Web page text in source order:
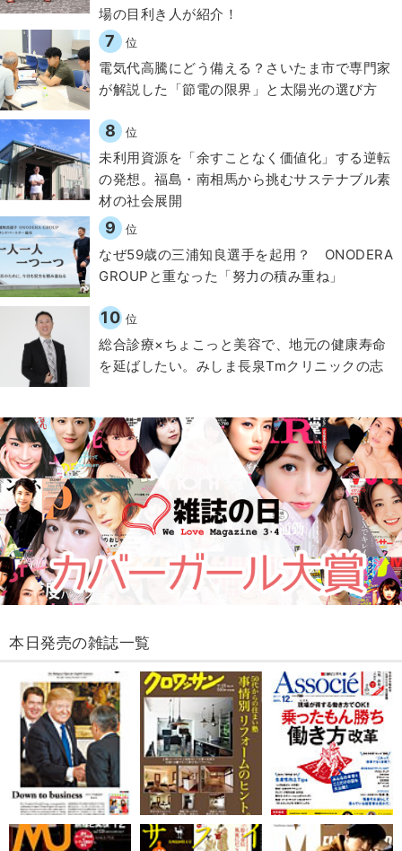
場の目利き人が紹介！
7 位
電気代高騰にどう備える？さいたま市で専門家
が解説した「節電の限界」と太陽光の選び方
8 位
​​未利用資源を「余すことなく価値化」する逆転
の発想。福島・南相馬から挑むサステナブル素
材の社会展開​
9 位
なぜ59歳の三浦知良選手を起用？ ONODERA
GROUPと重なった「努力の積み重ね」
10 位
総合診療×ちょこっと美容で、地元の健康寿命
を延ばしたい。みしま長泉Tmクリニックの志
本日発売の雑誌一覧